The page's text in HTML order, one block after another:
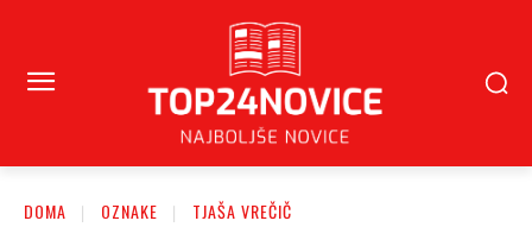
DOMA OZNAKE TJAŠA VREČIČ